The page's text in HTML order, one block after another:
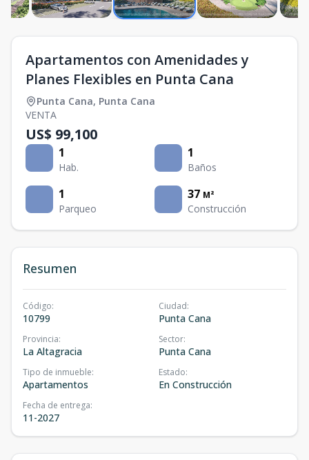
Apartamentos con Amenidades y
Planes Flexibles en Punta Cana
Punta Cana, Punta Cana
VENTA
US$ 99,100
1
Hab.
1
Baños
1
Parqueo
37 M²
Construcción
Resumen
Código:
10799
Ciudad:
Punta Cana
Provincia:
La Altagracia
Sector:
Punta Cana
Tipo de inmueble:
Apartamentos
Estado:
En Construcción
Fecha de entrega:
11-2027